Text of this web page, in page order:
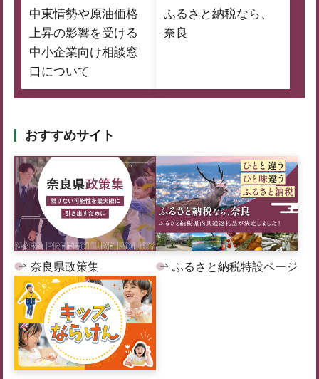
中東情勢や原油価格
上昇の影響を受ける
中小企業向け相談窓
口について
ふるさと納税なら、
奈良
おすすめサイト
奈良県政策集 ふるさと納税特設ページ